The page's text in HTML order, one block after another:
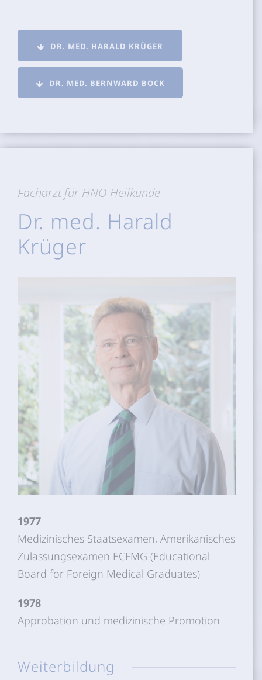
DR. MED. HARALD KRÜGER
DR. MED. BERNWARD BOCK
Facharzt für HNO-Heilkunde
Dr. med. Harald
Krüger
1977
Medizinisches Staatsexamen, Amerikanisches
Zulassungsexamen ECFMG (Educational
Board for Foreign Medical Graduates)
1978
Approbation und medizinische Promotion
Weiterbildung